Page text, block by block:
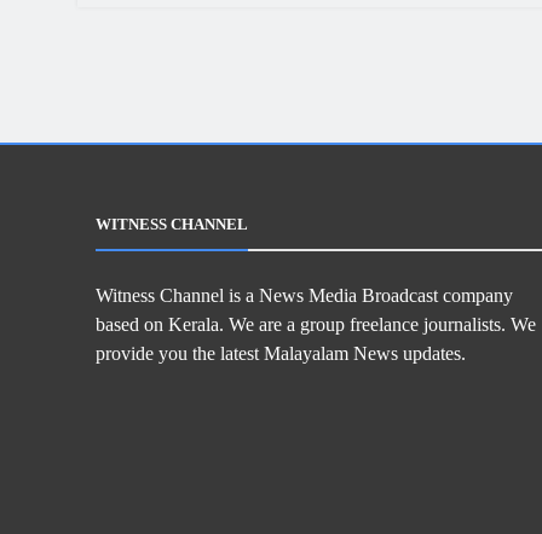
WITNESS CHANNEL
Witness Channel is a News Media Broadcast company
based on Kerala. We are a group freelance journalists. We
provide you the latest Malayalam News updates.